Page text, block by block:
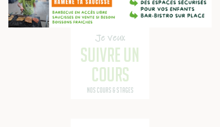
Je veux
SUIVRE UN
COURS
NOS COURS & STAGES